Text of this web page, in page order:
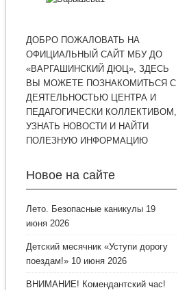
ДОБРО ПОЖАЛОВАТЬ НА
ОФИЦИАЛЬНЫЙ САЙТ МБУ ДО
«ВАРГАШИНСКИЙ ДЮЦ», ЗДЕСЬ
ВЫ МОЖЕТЕ ПОЗНАКОМИТЬСЯ С
ДЕЯТЕЛЬНОСТЬЮ ЦЕНТРА И
ПЕДАГОГИЧЕСКИ КОЛЛЕКТИВОМ,
УЗНАТЬ НОВОСТИ И НАЙТИ
ПОЛЕЗНУЮ ИНФОРМАЦИЮ
Новое на сайте
Лето. Безопасные каникулы 19
июня 2026
Детский месячник «Уступи дорогу
поездам!» 10 июня 2026
ВНИМАНИЕ! Комендантский час!